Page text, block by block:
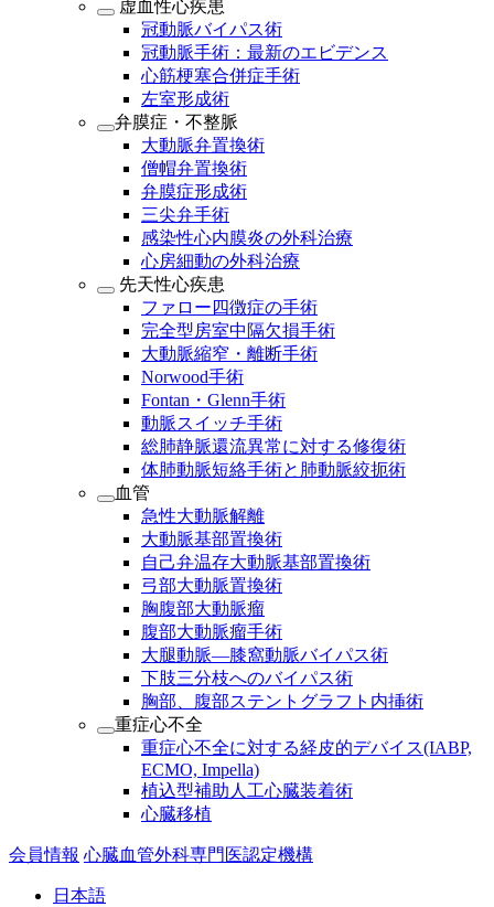
虚血性心疾患
冠動脈バイパス術
冠動脈手術：最新のエビデンス
心筋梗塞合併症手術
左室形成術
弁膜症・不整脈
大動脈弁置換術
僧帽弁置換術
弁膜症形成術
三尖弁手術
感染性心内膜炎の外科治療
心房細動の外科治療
先天性心疾患
ファロー四徴症の手術
完全型房室中隔欠損手術
大動脈縮窄・離断手術
Norwood手術
Fontan・Glenn手術
動脈スイッチ手術
総肺静脈還流異常に対する修復術
体肺動脈短絡手術と肺動脈絞扼術
血管
急性大動脈解離
大動脈基部置換術
自己弁温存大動脈基部置換術
弓部大動脈置換術
胸腹部大動脈瘤
腹部大動脈瘤手術
大腿動脈―膝窩動脈バイパス術
下肢三分枝へのバイパス術
胸部、腹部ステントグラフト内挿術
重症心不全
重症心不全に対する経皮的デバイス(IABP,
ECMO, Impella)
植込型補助人工心臓装着術
心臓移植
会員情報 心臓血管外科専門医認定機構
日本語